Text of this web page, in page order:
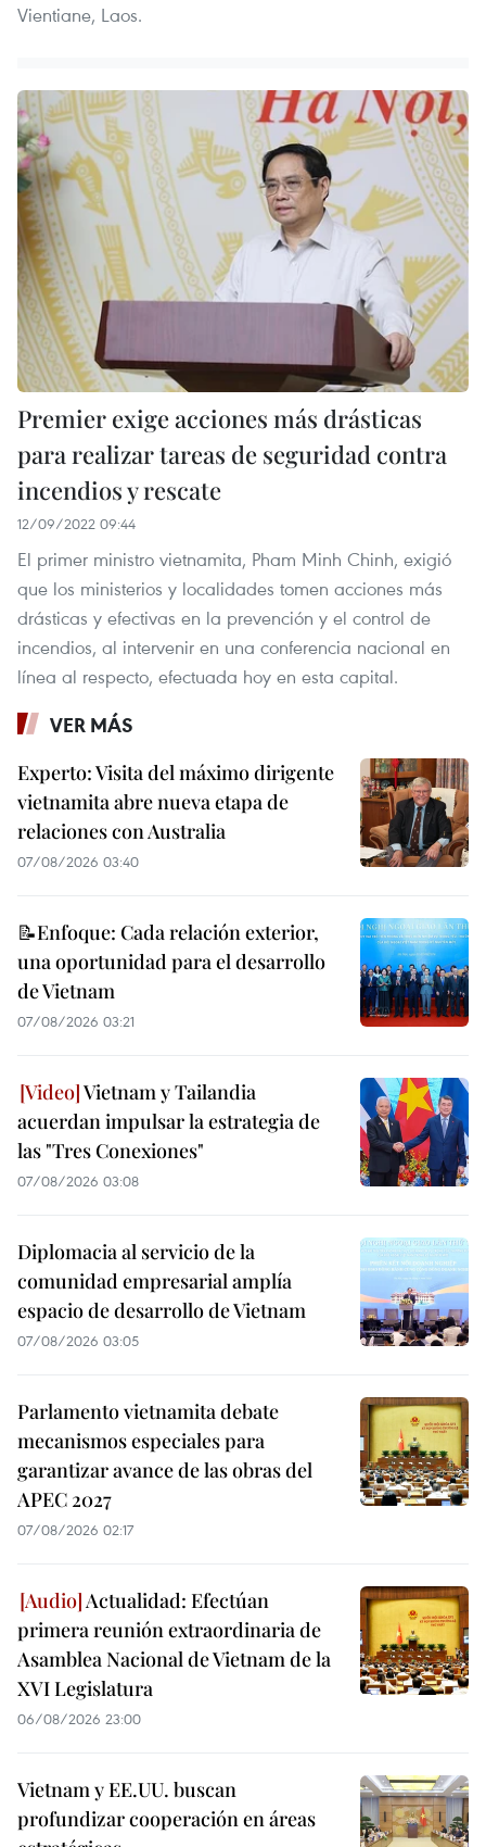
Vientiane, Laos.
Premier exige acciones más drásticas
para realizar tareas de seguridad contra
incendios y rescate
12/09/2022 09:44
El primer ministro vietnamita, Pham Minh Chinh, exigió
que los ministerios y localidades tomen acciones más
drásticas y efectivas en la prevención y el control de
incendios, al intervenir en una conferencia nacional en
línea al respecto, efectuada hoy en esta capital.
VER MÁS
Experto: Visita del máximo dirigente
vietnamita abre nueva etapa de
relaciones con Australia
07/08/2026 03:40
📝Enfoque: Cada relación exterior,
una oportunidad para el desarrollo
de Vietnam
07/08/2026 03:21
Vietnam y Tailandia
acuerdan impulsar la estrategia de
las "Tres Conexiones"
07/08/2026 03:08
Diplomacia al servicio de la
comunidad empresarial amplía
espacio de desarrollo de Vietnam
07/08/2026 03:05
Parlamento vietnamita debate
mecanismos especiales para
garantizar avance de las obras del
APEC 2027
07/08/2026 02:17
Actualidad: Efectúan
primera reunión extraordinaria de
Asamblea Nacional de Vietnam de la
XVI Legislatura
06/08/2026 23:00
Vietnam y EE.UU. buscan
profundizar cooperación en áreas